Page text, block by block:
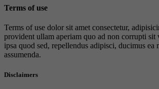
Terms of use
Terms of use dolor sit amet consectetur,
provident ullam aperiam quo ad non corrupti sit
ipsa quod sed, repellendus adipisci, ducimus ea
assumenda.
Disclaimers